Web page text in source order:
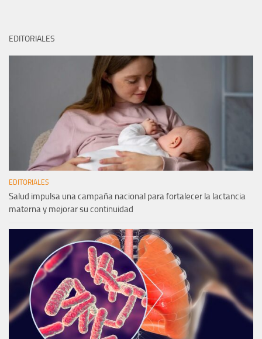
EDITORIALES
EDITORIALES
Salud impulsa una campaña nacional para fortalecer la lactancia
materna y mejorar su continuidad